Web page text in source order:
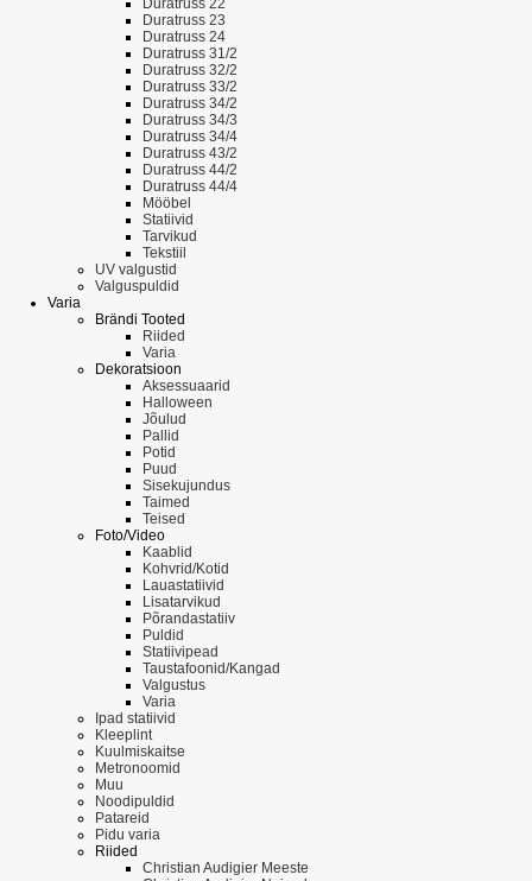
Duratruss 22
Duratruss 23
Duratruss 24
Duratruss 31/2
Duratruss 32/2
Duratruss 33/2
Duratruss 34/2
Duratruss 34/3
Duratruss 34/4
Duratruss 43/2
Duratruss 44/2
Duratruss 44/4
Mööbel
Statiivid
Tarvikud
Tekstiil
UV valgustid
Valguspuldid
Varia
Brändi Tooted
Riided
Varia
Dekoratsioon
Aksessuaarid
Halloween
Jõulud
Pallid
Potid
Puud
Sisekujundus
Taimed
Teised
Foto/Video
Kaablid
Kohvrid/Kotid
Lauastatiivid
Lisatarvikud
Põrandastatiiv
Puldid
Statiivipead
Taustafoonid/Kangad
Valgustus
Varia
Ipad statiivid
Kleeplint
Kuulmiskaitse
Metronoomid
Muu
Noodipuldid
Patareid
Pidu varia
Riided
Christian Audigier Meeste